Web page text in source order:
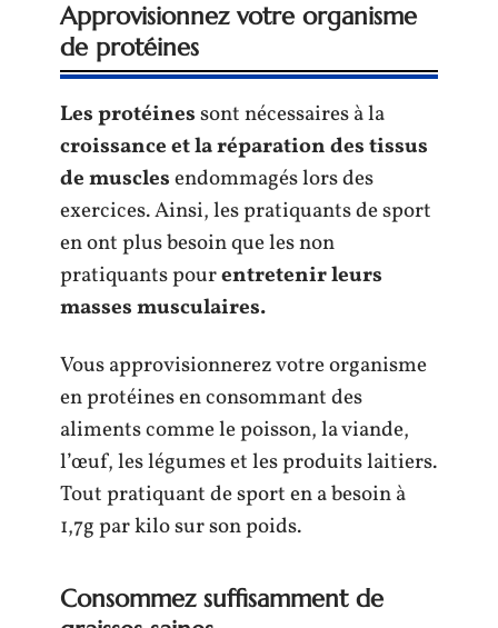
Approvisionnez votre organisme
de protéines
Les protéinessont nécessaires à la
croissance et la réparation des tissus
de musclesendommagés lors des
exercices. Ainsi, les pratiquants de sport
en ont plus besoin que les non
pratiquants pourentretenir leurs
masses musculaires.
Vous approvisionnerez votre organisme
en protéines en consommant des
aliments comme le poisson, la viande,
l’œuf, les légumes et les produits laitiers.
Tout pratiquant de sport en a besoin à
1,7g par kilo sur son poids.
Consommez suffisamment de